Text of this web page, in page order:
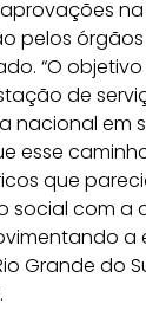
na
pelos
“O
de
nacional em
esse
que
social com a
a
Grande do